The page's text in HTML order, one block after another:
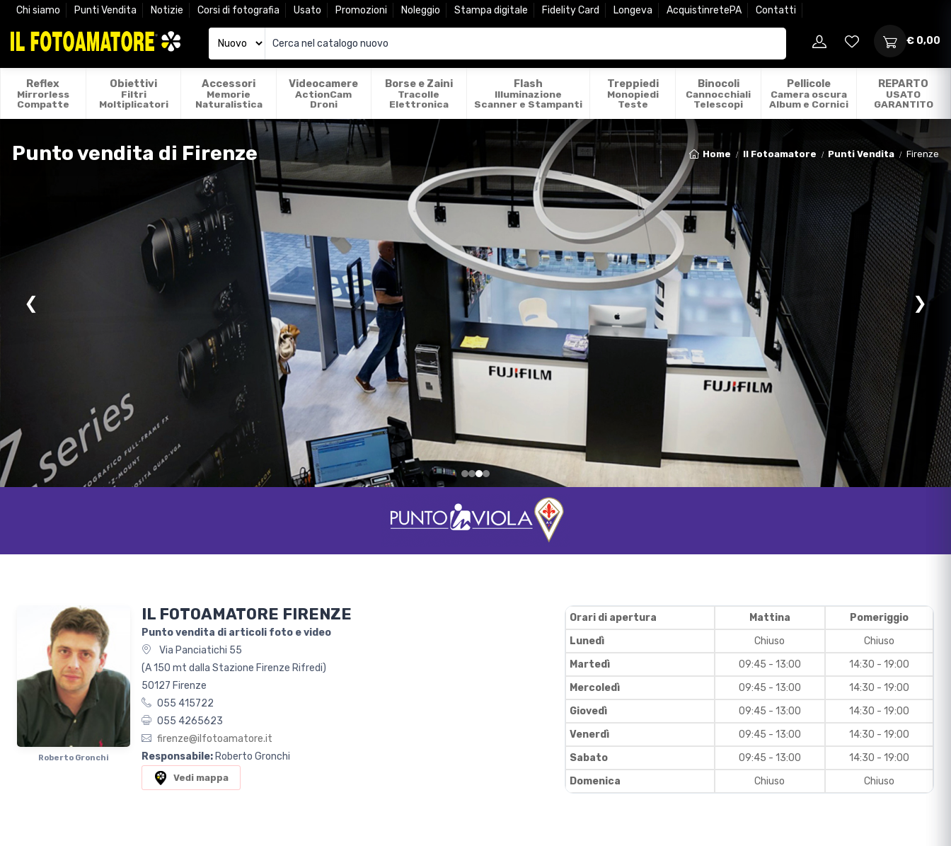
Chi siamo Punti Vendita Notizie Corsi di fotografia Usato Promozioni Noleggio Stampa digitale Fidelity Card Longeva AcquistinretePA Contatti
€ 0,00
Reflex
Mirrorless
Compatte
Obiettivi
Filtri
Moltiplicatori
Accessori
Memorie
Naturalistica
Videocamere
ActionCam
Droni
Borse e Zaini
Tracolle
Elettronica
Flash
Illuminazione
Scanner e Stampanti
Treppiedi
Monopiedi
Teste
Binocoli
Cannocchiali
Telescopi
Pellicole
Camera oscura
Album e Cornici
REPARTO
USATO
GARANTITO
❮ ❯
Home Il Fotoamatore Punti Vendita Firenze
Punto vendita di Firenze
Roberto Gronchi
IL FOTOAMATORE FIRENZE
Punto vendita di articoli foto e video
Via Panciatichi 55
(A 150 mt dalla Stazione Firenze Rifredi)
50127 Firenze
055 415722
055 4265623
firenze@ilfotoamatore.it
Responsabile: Roberto Gronchi
Vedi mappa
Orari di apertura Mattina
Pomeriggio
Lunedì
Chiuso
Chiuso
Martedì
09:45 - 13:00
14:30 - 19:00
Mercoledì
09:45 - 13:00
14:30 - 19:00
Giovedì
09:45 - 13:00
14:30 - 19:00
Venerdì
09:45 - 13:00
14:30 - 19:00
Sabato
09:45 - 13:00
14:30 - 19:00
Domenica
Chiuso Chiuso